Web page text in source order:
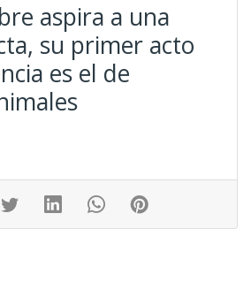
aspira a una
su primer acto
es el de